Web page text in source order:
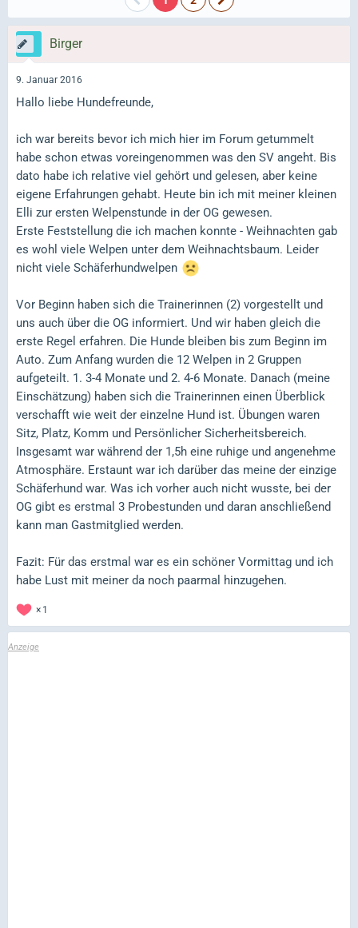
Birger
9. Januar 2016
Hallo liebe Hundefreunde,
ich war bereits bevor ich mich hier im Forum getummelt
habe schon etwas voreingenommen was den SV angeht. Bis
dato habe ich relative viel gehört und gelesen, aber keine
eigene Erfahrungen gehabt. Heute bin ich mit meiner kleinen
Elli zur ersten Welpenstunde in der OG gewesen.
Erste Feststellung die ich machen konnte - Weihnachten gab
es wohl viele Welpen unter dem Weihnachtsbaum. Leider
nicht viele Schäferhundwelpen
Vor Beginn haben sich die Trainerinnen (2) vorgestellt und
uns auch über die OG informiert. Und wir haben gleich die
erste Regel erfahren. Die Hunde bleiben bis zum Beginn im
Auto. Zum Anfang wurden die 12 Welpen in 2 Gruppen
aufgeteilt. 1. 3-4 Monate und 2. 4-6 Monate. Danach (meine
Einschätzung) haben sich die Trainerinnen einen Überblick
verschafft wie weit der einzelne Hund ist. Übungen waren
Sitz, Platz, Komm und Persönlicher Sicherheitsbereich.
Insgesamt war während der 1,5h eine ruhige und angenehme
Atmosphäre. Erstaunt war ich darüber das meine der einzige
Schäferhund war. Was ich vorher auch nicht wusste, bei der
OG gibt es erstmal 3 Probestunden und daran anschließend
kann man Gastmitglied werden.
Fazit: Für das erstmal war es ein schöner Vormittag und ich
habe Lust mit meiner da noch paarmal hinzugehen.
1